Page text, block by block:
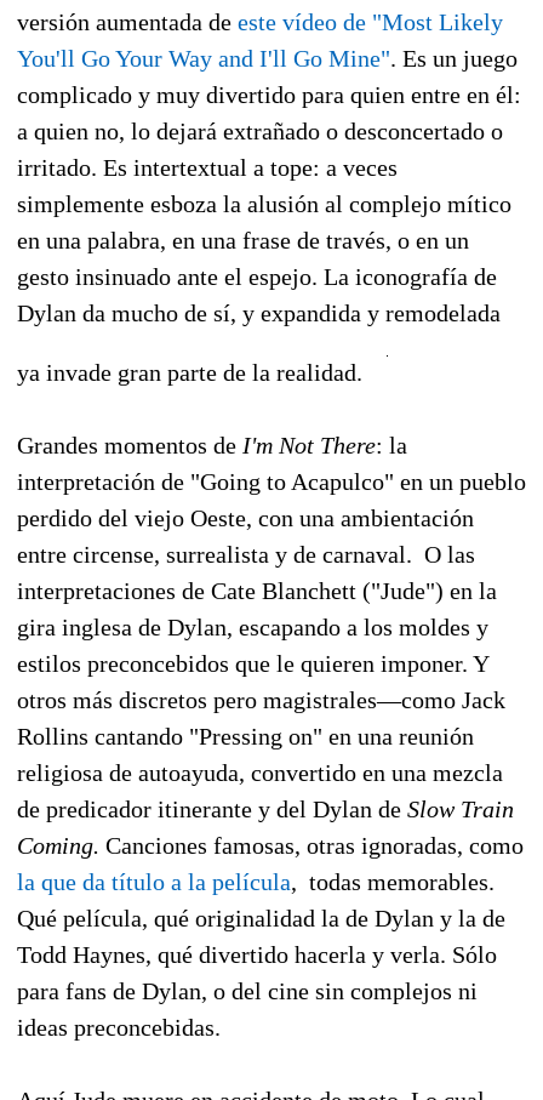
versión aumentada de este vídeo de "Most Likely
You'll Go Your Way and I'll Go Mine". Es un juego
complicado y muy divertido para quien entre en él:
a quien no, lo dejará extrañado o desconcertado o
irritado. Es intertextual a tope: a veces
simplemente esboza la alusión al complejo mítico
en una palabra, en una frase de través, o en un
gesto insinuado ante el espejo. La iconografía de
Dylan da mucho de sí, y expandida y remodelada
ya invade gran parte de la realidad.
Grandes momentos de I'm Not There: la
interpretación de "Going to Acapulco" en un pueblo
perdido del viejo Oeste, con una ambientación
entre circense, surrealista y de carnaval. O las
interpretaciones de Cate Blanchett ("Jude") en la
gira inglesa de Dylan, escapando a los moldes y
estilos preconcebidos que le quieren imponer. Y
otros más discretos pero magistrales—como Jack
Rollins cantando "Pressing on" en una reunión
religiosa de autoayuda, convertido en una mezcla
de predicador itinerante y del Dylan de Slow Train
Coming. Canciones famosas, otras ignoradas, como
la que da título a la película, todas memorables.
Qué película, qué originalidad la de Dylan y la de
Todd Haynes, qué divertido hacerla y verla. Sólo
para fans de Dylan, o del cine sin complejos ni
ideas preconcebidas.